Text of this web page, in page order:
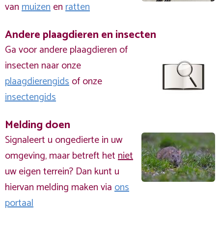
vanmuizenenratten
Andere plaagdieren en insecten
Ga voor andere plaagdieren of
insecten naar onze
plaagdierengidsof onze
insectengids
Melding doen
Signaleert u ongedierte in uw
omgeving, maar betreft hetniet
uw eigen terrein? Dan kunt u
hiervan melding maken viaons
portaal